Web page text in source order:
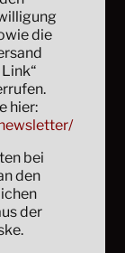
die
hier:
bei
den
der